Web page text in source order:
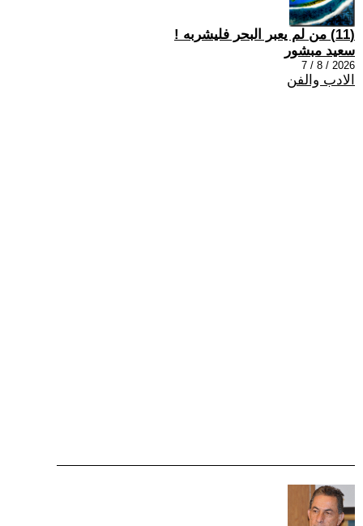
(11) من لم يعبر البحر فليشربه !
سعيد مبشور
2026 / 8 / 7
الادب والفن